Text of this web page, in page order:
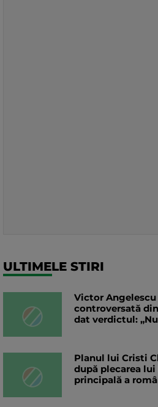
ULTIMELE STIRI
Victor Angelescu
controversată din
dat verdictul:
Planul lui Cristi
după plecarea
principală a